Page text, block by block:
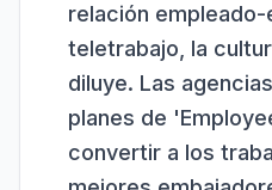
relación empleado-
teletrabajo, la
diluye. Las
planes de
convertir a los